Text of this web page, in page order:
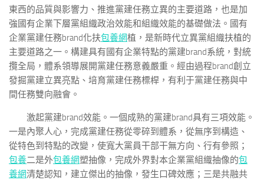
東西的品質與影響力、推進黨建任務立異的主要道路，也是加
強國有企業下層黨組織政治效能和組織效能的基礎做法。國有
企業黨建任務brand化扶包養網植，是新時代立異黨組織扶植的
主要道路之一。構建具有國有企業特點的黨建brand系統，對統
攬全局，體系領導展開黨建任務意義嚴重。經由過程brand創立
發掘黨建立異亮點、培育黨建任務標桿，有利于黨建任務與中
間任務雙向融會。
激起黨建brand效能。一個成熟的黨建brand具有三項效能。
一是內聚人心，完成黨建任務從零碎到體系，從無序到構造、
從特色到特點的改變，使寬大黨員干部干無方向、行有參照；
包養二是外包養網塑抽像，完成外界對本企業黨組織抽像的包
養網清楚認知，建立傑出的抽像，發生口碑效應；三是共融共